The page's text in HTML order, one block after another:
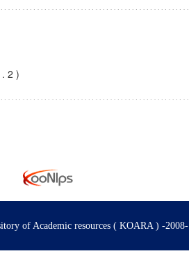
2 )
of Academic resources ( KOARA ) -2008-